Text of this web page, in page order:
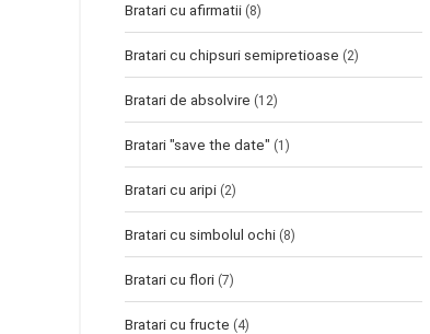
Bratari cu afirmatii (8)
Bratari cu chipsuri semipretioase (2)
Bratari de absolvire (12)
Bratari "save the date" (1)
Bratari cu aripi (2)
Bratari cu simbolul ochi (8)
Bratari cu flori (7)
Bratari cu fructe (4)